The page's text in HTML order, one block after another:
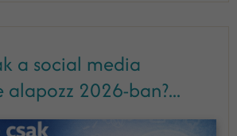
a social media
2026-ban?...